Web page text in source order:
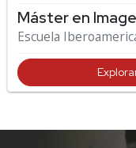
Máster en
Escuela